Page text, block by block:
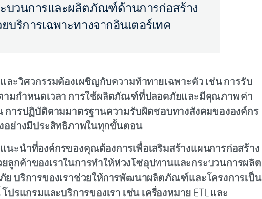
บวนการและผลิตภัณฑ์ด้านการก่อสร้าง
บริการเฉพาะทางจากอินเตอร์เทค
ละวิศวกรรมต้องเผชิญกับความท้าทายเฉพาะตัว เช่น การรับ
ตามกำหนดเวลา การใช้ผลิตภัณฑ์ที่ปลอดภัยและมีคุณภาพ ค่า
การปฏิบัติตามมาตรฐานความรับผิดชอบทางสังคมขององค์กร
อย่างมีประสิทธิภาพในทุกขั้นตอน
นะนำที่องค์กรของคุณต้องการเพื่อเสริมสร้างแผนการก่อสร้าง
ลูกค้าของเราในการทำให้ห่วงโซ่อุปทานและกระบวนการผลิต
ย บริการของเราช่วยให้การพัฒนาผลิตภัณฑ์และโครงการเป็น
ปรแกรมและบริการของเรา เช่น เครื่องหมาย ETL และ